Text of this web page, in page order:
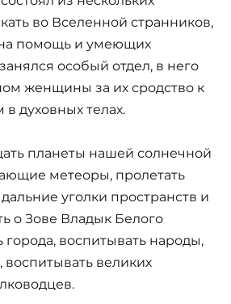
во Вселенной странников,
помощь и умеющих
особый отдел, в него
женщины за их сродство к
духовных телах.
планеты нашей солнечной
метеоры, пролетать
уголки пространств и
о Зове Владык Белого
города, воспитывать народы,
воспитывать великих